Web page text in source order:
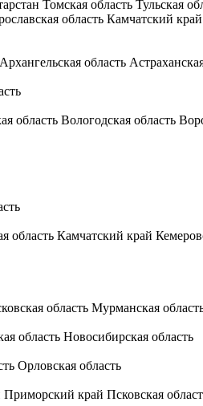
Томская область Тульская
область Камчатский край
Архангельская область
область Вологодская область
область Камчатский край
область Мурманская
область Новосибирская область
Орловская область
Приморский край Псковская